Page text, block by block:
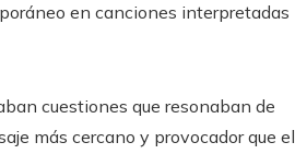
en canciones interpretadas
cuestiones que resonaban de
más cercano y provocador que el